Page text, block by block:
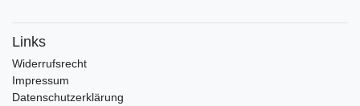
Links
Widerrufs­recht
Impressum
Daten­schutz­erklärung